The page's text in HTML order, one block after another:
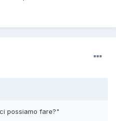
possiamo fare?"